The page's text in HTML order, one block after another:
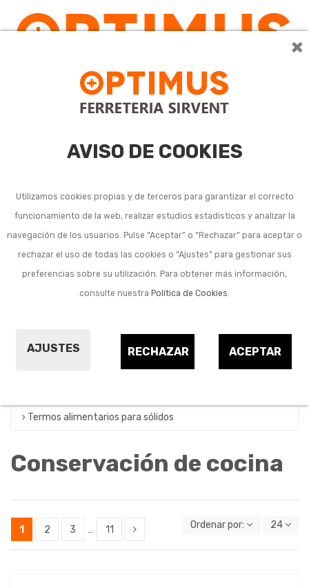
×
AVISO DE COOKIES
Utilizamos cookies propias y de terceros para garantizar el correcto
funcionamiento de la web, realizar estudios estadísticos y analizar la
navegación de los usuarios. Pulse “Aceptar” o “Rechazar” para aceptar o
rechazar el uso de todas las cookies o “Ajustes” para gestionar sus
preferencias sobre su utilización. Para obtener más información,
consulte nuestra Política de Cookies.
AJUSTES ACEPTAR
RECHAZAR
Listado de subcategorías en Conservación de cocina:
Termos alimentarios para sólidos
Conservación de cocina
1 2 3 … 11 Ordenar por: 24